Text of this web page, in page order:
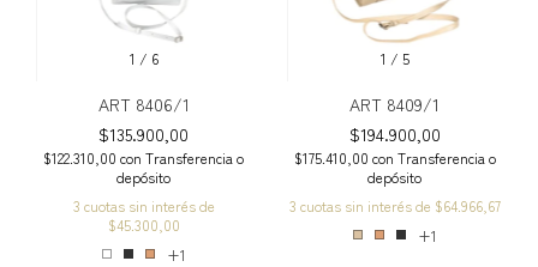
1 / 6
ART 8406/1
$135.900,00
$122.310,00 con Transferencia o
depósito
3 cuotas sin interés de
$45.300,00
+1
1 / 5
ART 8409/1
$194.900,00
$175.410,00 con Transferencia o
depósito
3 cuotas sin interés de $64.966,67
+1